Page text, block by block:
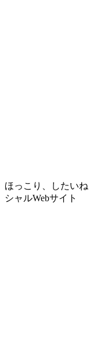
ほっこり、したい
シャルWebサイト